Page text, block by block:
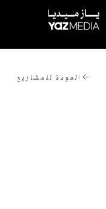
←العودة للمشاريع